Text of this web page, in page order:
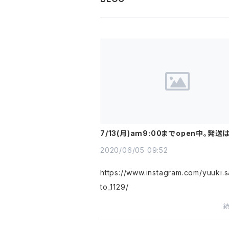
7/13(月)am9:00までopen中。発送
せ下さい。
2020/06/05 09:52
https://www.instagram.com/
to_1129/